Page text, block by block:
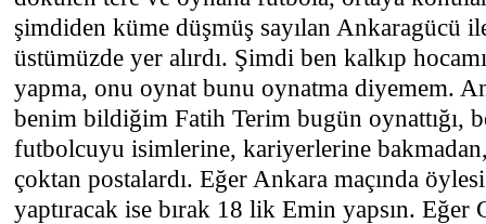
şimdiden küme düşmüş sayılan Ankaragücü
üstümüzde yer alırdı. Şimdi ben kalkıp
yapma, onu oynat bunu oynatma diyemem.
benim bildiğim Fatih Terim bugün oynattığı,
futbolcuyu isimlerine, kariyerlerine bakmadan,
çoktan postalardı. Eğer Ankara maçında
yaptıracak ise bırak 18 lik Emin yapsın. Eğer